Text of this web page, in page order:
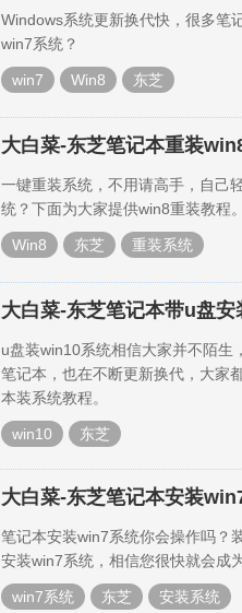
Windows系统更新换代快，很多笔
win7系统？
win7 Win8 东芝
大白菜-东芝笔记本重装
一键重装系统，不用请高手，自己
统？下面为大家提供win8重装教程。
Win8 东芝 重装系统
大白菜-东芝笔记本带u盘
u盘装win10系统相信大家并不陌生
笔记本，也在不断更新换代，大家
本装系统教程。
win10 东芝
大白菜-东芝笔记本安装
笔记本安装win7系统你会操作吗？
安装win7系统，相信您很快就会成
win7系统 东芝 安装系统